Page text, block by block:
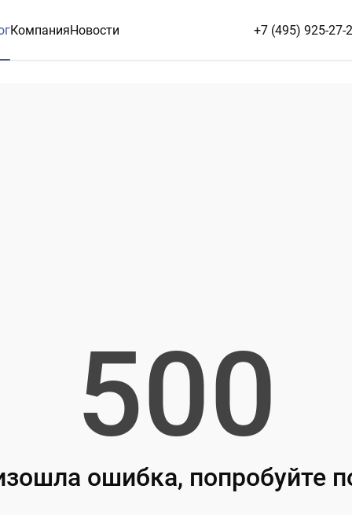
КомпанияНовости +7 (495) 925-27-
500
ошибка, попробуйте